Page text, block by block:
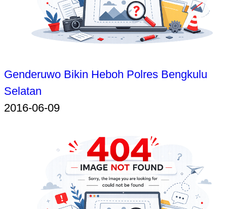
Genderuwo Bikin Heboh Polres Bengkulu
Selatan
2016-06-09